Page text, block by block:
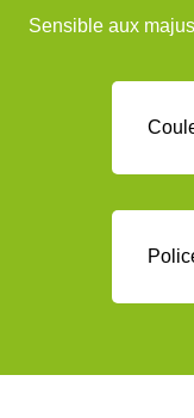
Sensible aux